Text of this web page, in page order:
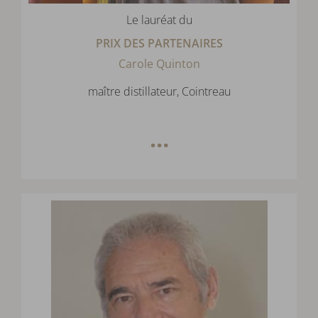
Le lauréat du
PRIX DES PARTENAIRES
Carole Quinton
maître distillateur, Cointreau
…